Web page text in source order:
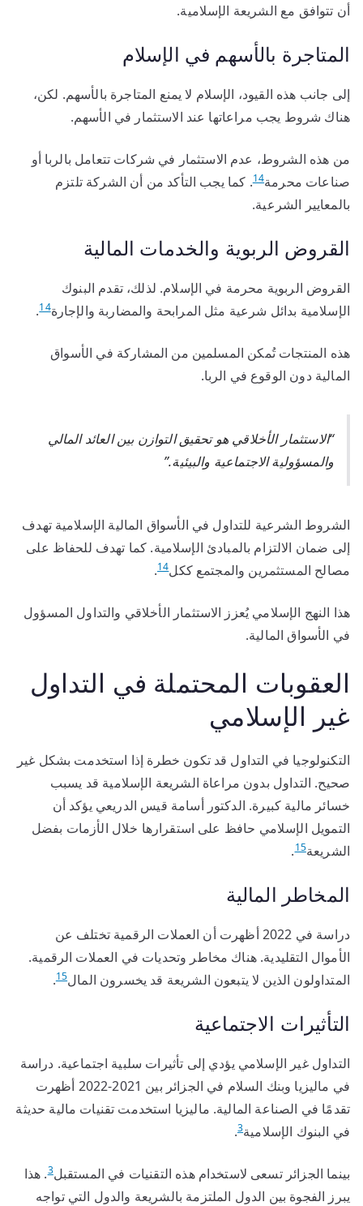
أن تتوافق مع الشريعة الإسلامية.
المتاجرة بالأسهم في الإسلام
إلى جانب هذه القيود، الإسلام لا يمنع المتاجرة بالأسهم. لكن،
هناك شروط يجب مراعاتها عند الاستثمار في الأسهم.
من هذه الشروط، عدم الاستثمار في شركات تتعامل بالربا أو
صناعات محرمة14. كما يجب التأكد من أن الشركة تلتزم
بالمعايير الشرعية.
القروض الربوية والخدمات المالية
القروض الربوية محرمة في الإسلام. لذلك، تقدم البنوك
الإسلامية بدائل شرعية مثل المرابحة والمضاربة والإجارة14
.
هذه المنتجات تُمكن المسلمين من المشاركة في الأسواق
المالية دون الوقوع في الربا.
“الاستثمار الأخلاقي هو تحقيق التوازن بين العائد المالي
والمسؤولية الاجتماعية والبيئية.”
الشروط الشرعية للتداول في الأسواق المالية الإسلامية تهدف
إلى ضمان الالتزام بالمبادئ الإسلامية. كما تهدف للحفاظ على
مصالح المستثمرين والمجتمع ككل14
.
هذا النهج الإسلامي يُعزز الاستثمار الأخلاقي والتداول المسؤول
في الأسواق المالية.
العقوبات المحتملة في التداول
غير الإسلامي
التكنولوجيا في التداول قد تكون خطرة إذا استخدمت بشكل غير
صحيح. التداول بدون مراعاة الشريعة الإسلامية قد يسبب
خسائر مالية كبيرة. الدكتور أسامة قيس الدريعي يؤكد أن
التمويل الإسلامي حافظ على استقرارها خلال الأزمات بفضل
الشريعة15
.
المخاطر المالية
دراسة في 2022 أظهرت أن العملات الرقمية تختلف عن
الأموال التقليدية. هناك مخاطر وتحديات في العملات الرقمية.
المتداولون الذين لا يتبعون الشريعة قد يخسرون المال15
.
التأثيرات الاجتماعية
التداول غير الإسلامي يؤدي إلى تأثيرات سلبية اجتماعية. دراسة
في ماليزيا وبنك السلام في الجزائر بين 2021-2022 أظهرت
تقدمًا في الصناعة المالية. ماليزيا استخدمت تقنيات مالية حديثة
في البنوك الإسلامية3
.
بينما الجزائر تسعى لاستخدام هذه التقنيات في المستقبل3. هذا
يبرز الفجوة بين الدول الملتزمة بالشريعة والدول التي تواجه